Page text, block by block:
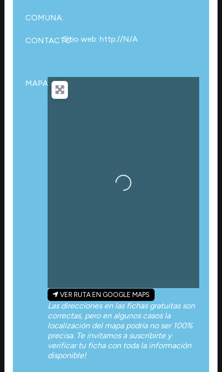
COMUNA:
CONTACTO:Sitio web: http://N/A
MAPA:
Cargando…
VER RUTA EN GOOGLE MAPS
Las direcciones en las fichas gratuitas son
correctas, pero en algunos casos la
localización del mapa podría no ser 100%
precisa. Te invitamos a suscribirte y
verificar tu ficha con toda la información
disponible!